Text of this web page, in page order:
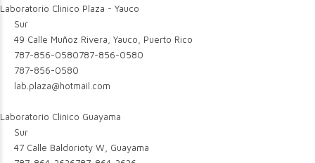
Laboratorio Clinico Plaza - Yauco
Sur
49 Calle Muñoz Rivera, Yauco, Puerto Rico
787-856-0580787-856-0580
787-856-0580
lab.plaza@hotmail.com
Laboratorio Clinico Guayama
Sur
47 Calle Baldorioty W, Guayama